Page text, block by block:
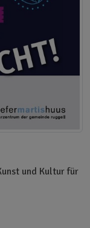
und Kultur für